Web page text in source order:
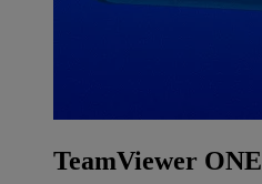
TeamViewer ONE